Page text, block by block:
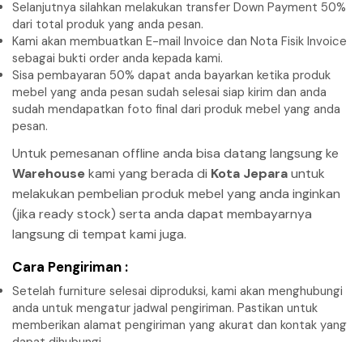
Selanjutnya silahkan melakukan transfer Down Payment 50%
dari total produk yang anda pesan.
Kami akan membuatkan E-mail Invoice dan Nota Fisik Invoice
sebagai bukti order anda kepada kami.
Sisa pembayaran 50% dapat anda bayarkan ketika produk
mebel yang anda pesan sudah selesai siap kirim dan anda
sudah mendapatkan foto final dari produk mebel yang anda
pesan.
Untuk pemesanan offline anda bisa datang langsung ke
Warehousekami yang berada di Kota Jeparauntuk
melakukan pembelian produk mebel yang anda inginkan
(jika ready stock) serta anda dapat membayarnya
langsung di tempat kami juga.
Cara Pengiriman :
Setelah furniture selesai diproduksi, kami akan menghubungi
anda untuk mengatur jadwal pengiriman. Pastikan untuk
memberikan alamat pengiriman yang akurat dan kontak yang